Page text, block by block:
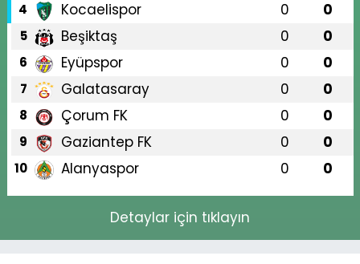
4 Kocaelispor 0 0
5 Beşiktaş 0 0
6 Eyüpspor 0 0
7 Galatasaray 0 0
8 Çorum FK 0 0
9 Gaziantep FK 0 0
10 Alanyaspor 0 0
Detaylar için tıklayın